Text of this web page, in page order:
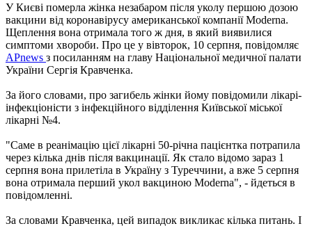
У Києві померла жінка незабаром після уколу першою дозою
вакцини від коронавірусу американської компанії Moderna.
Щеплення вона отримала того ж дня, в який виявилися
симптоми хвороби. Про це у вівторок, 10 серпня, повідомляє
APnews з посиланням на главу Національної медичної палати
України Сергія Кравченка.
За його словами, про загибель жінки йому повідомили лікарі-
інфекціоністи з інфекційного відділення Київської міської
лікарні №4.
"Саме в реанімацію цієї лікарні 50-річна пацієнтка потрапила
через кілька днів після вакцинації. Як стало відомо зараз 1
серпня вона прилетіла в Україну з Туреччини, а вже 5 серпня
вона отримала перший укол вакциною Moderna", - йдеться в
повідомленні.
За словами Кравченка, цей випадок викликає кілька питань. І